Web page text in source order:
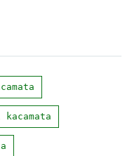
kacamata